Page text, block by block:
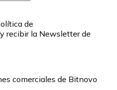
de
recibir la Newsletter de
comerciales de Bitnovo